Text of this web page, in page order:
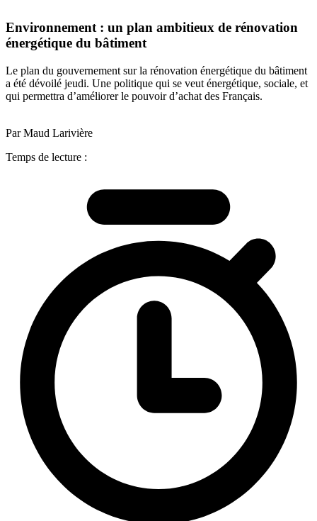
Environnement : un plan ambitieux de rénovation
énergétique du bâtiment
Le plan du gouvernement sur la rénovation énergétique du bâtiment
a été dévoilé jeudi. Une politique qui se veut énergétique, sociale, et
qui permettra d’améliorer le pouvoir d’achat des Français.
Par Maud Larivière
Temps de lecture :